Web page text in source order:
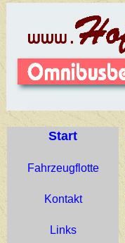
Start
Fahrzeugflotte
Kontakt
Links